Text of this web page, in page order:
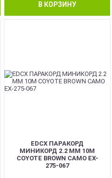
В КОРЗИНУ
EDCX ПАРАКОРД
МИНИКОРД 2.2 ММ 10М
COYOTE BROWN CAMO EX-
275-067